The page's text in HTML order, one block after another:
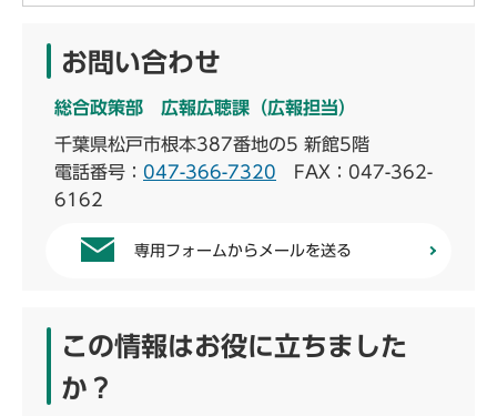
お問い合わせ
総合政策部 広報広聴課（広報担当）
千葉県松戸市根本387番地の5 新館5階
電話番号： 047-366-7320 FAX：047-362-
6162
専用フォームからメールを送る
この情報はお役に立ちました
か？